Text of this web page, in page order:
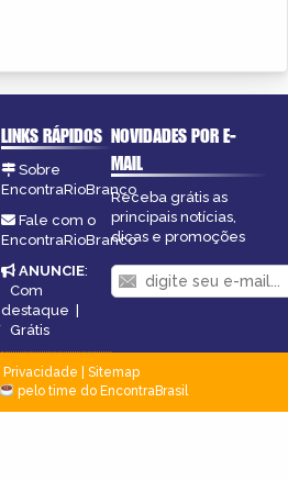
LINKS RÁPIDOS
Sobre
EncontraRioBranco
Fale com o
EncontraRioBranco
ANUNCIE:
Com
destaque |
Grátis
NOVIDADES POR E-
MAIL
Receba grátis as
principais notícias,
dicas e promoções
Privacidade
Sitemap
pelo time do EncontraBrasil